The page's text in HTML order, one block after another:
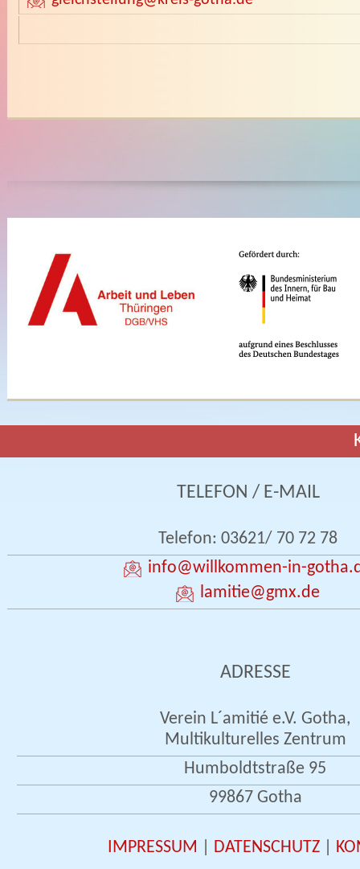
TELEFON / E-MAIL
Telefon: 03621/ 70 72 78
info@willkommen-in-
lamitie@gmx.de
ADRESSE
Verein L´amitié e.V. Gotha,
Multikulturelles Zentrum
Humboldtstraße 95
99867 Gotha
IMPRESSUM DATENSCHUTZ